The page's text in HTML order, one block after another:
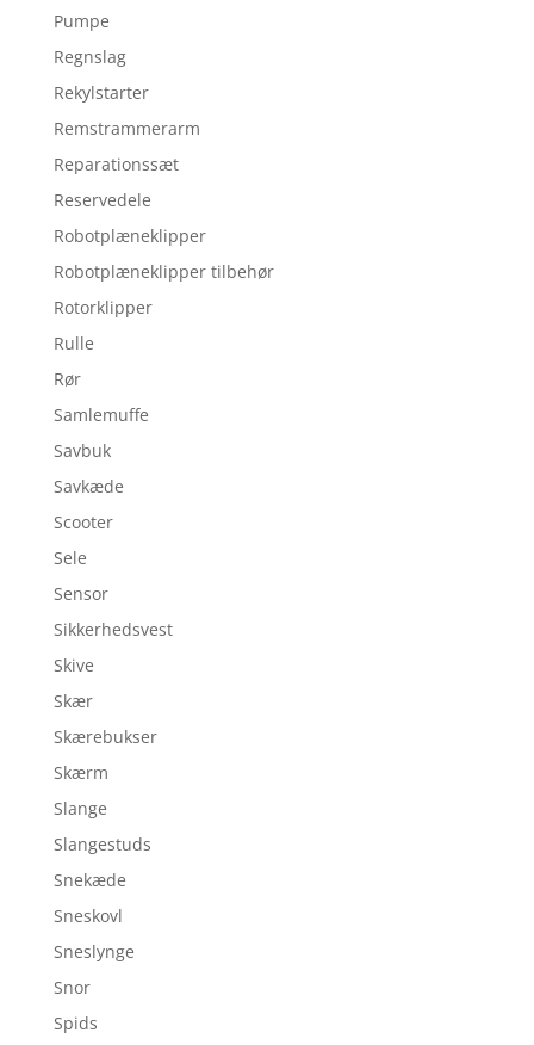
Pumpe
Regnslag
Rekylstarter
Remstrammerarm
Reparationssæt
Reservedele
Robotplæneklipper
Robotplæneklipper tilbehør
Rotorklipper
Rulle
Rør
Samlemuffe
Savbuk
Savkæde
Scooter
Sele
Sensor
Sikkerhedsvest
Skive
Skær
Skærebukser
Skærm
Slange
Slangestuds
Snekæde
Sneskovl
Sneslynge
Snor
Spids